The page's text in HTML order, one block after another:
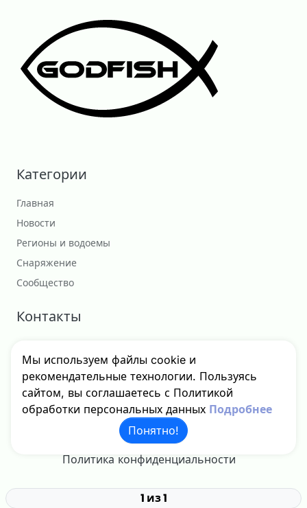
Категории
Главная
Новости
Регионы и водоемы
Снаряжение
Сообщество
Контакты
godfishru@yandex.ru
© 2024 - 2026 GodFish, Inc. Все права защищены.
Политика конфиденциальности
1 из 1
Мы используем файлы cookie и
рекомендательные технологии. Пользуясь
сайтом, вы соглашаетесь с Политикой
обработки персональных данных Подробнее
Понятно!